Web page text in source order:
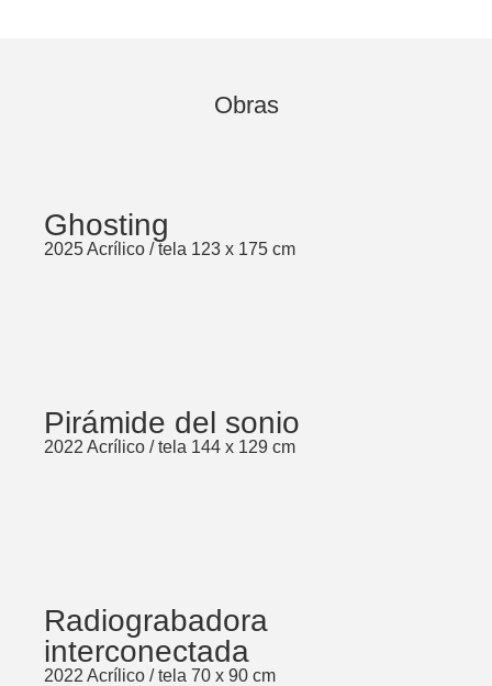
Obras
Ghosting
2025 Acrílico / tela 123 x 175 cm
Pirámide del sonio
2022 Acrílico / tela 144 x 129 cm
Radiograbadora
interconectada
2022 Acrílico / tela 70 x 90 cm